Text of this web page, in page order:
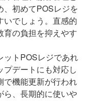
、初めてPOSレジを
いでしょう。直感的
育の負担を抑えやす
ットPOSレジであれ
プデートにも対応し
で機能更新が行われ
ら、長期的に使いや